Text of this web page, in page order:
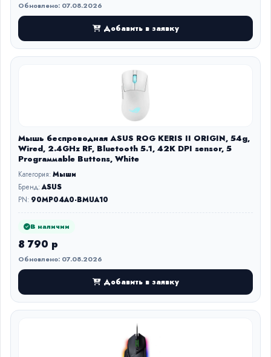
Обновлено: 07.08.2026
Добавить в заявку
Мышь беспроводная ASUS ROG KERIS II ORIGIN, 54g,
Wired, 2.4GHz RF, Bluetooth 5.1, 42K DPI sensor, 5
Prograммable Buttons, White
Категория:Мыши
Бренд:ASUS
PN: 90MP04A0-BMUA10
В наличии
8 790 р
Обновлено: 07.08.2026
Добавить в заявку